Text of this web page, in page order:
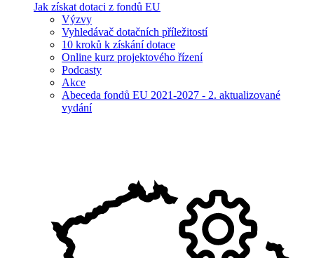
Jak získat dotaci z fondů EU
Výzvy
Vyhledávač dotačních příležitostí
10 kroků k získání dotace
Online kurz projektového řízení
Podcasty
Akce
Abeceda fondů EU 2021-2027 - 2. aktualizované
vydání